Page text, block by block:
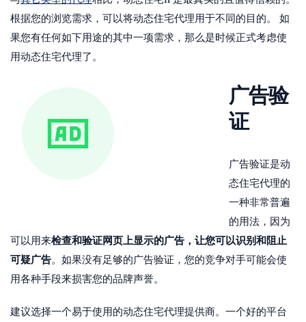
根据您的浏览需求，可以将动态住宅代理用于不同的目的。 如
果您有任何如下用途的其中一项需求，那么是时候正式考虑使
用动态住宅代理了。
广告验
证
广告验证是动
态住宅代理的
一种非常普遍
的用法，因为
可以用来检查和验证网页上显示的广告，让您可以识别和阻止
可疑广告。如果没有足够的广告验证，您的竞争对手可能会使
用各种手段来损害您的品牌声誉。
建议选择一个易于使用的动态住宅代理提供商。一个好的平台